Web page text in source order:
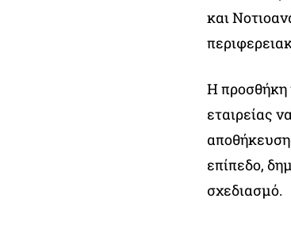
και
Η προσθήκη
εταιρείας
επίπεδο,
σχεδιασμό.